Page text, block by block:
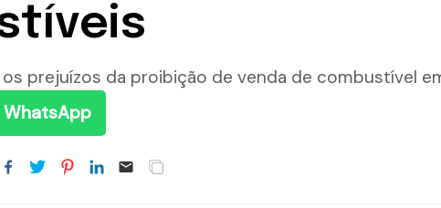
prejuízos da proibição de venda de combustível